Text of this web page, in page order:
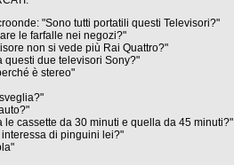
"Sono tutti portatili questi Televisori?"
le farfalle nei negozi?"
non si vede più Rai Quattro?"
questi due televisori Sony?"
è stereo"
le cassette da 30 minuti e quella da 45 minuti?"
di pinguini lei?"